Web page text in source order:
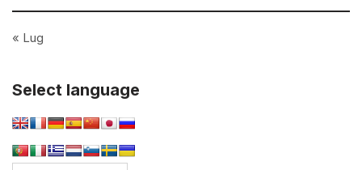
« Lug
Select language